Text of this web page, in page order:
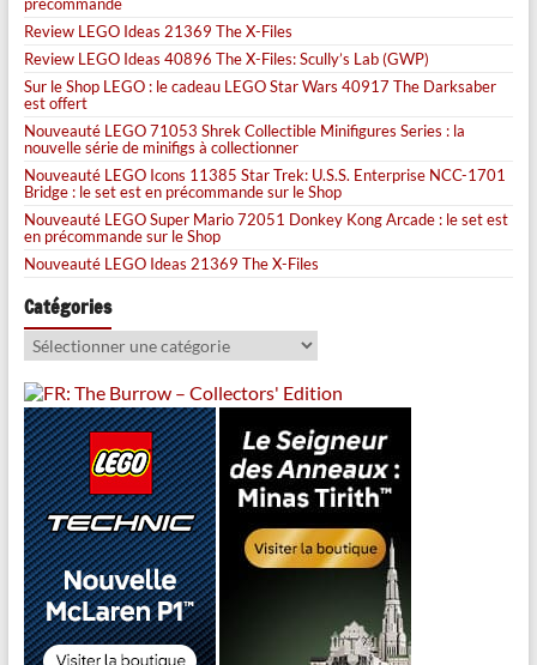
précommande
Review LEGO Ideas 21369 The X-Files
Review LEGO Ideas 40896 The X-Files: Scully’s Lab (GWP)
Sur le Shop LEGO : le cadeau LEGO Star Wars 40917 The Darksaber
est offert
Nouveauté LEGO 71053 Shrek Collectible Minifigures Series : la
nouvelle série de minifigs à collectionner
Nouveauté LEGO Icons 11385 Star Trek: U.S.S. Enterprise NCC-1701
Bridge : le set est en précommande sur le Shop
Nouveauté LEGO Super Mario 72051 Donkey Kong Arcade : le set est
en précommande sur le Shop
Nouveauté LEGO Ideas 21369 The X-Files
Catégories
Catégories